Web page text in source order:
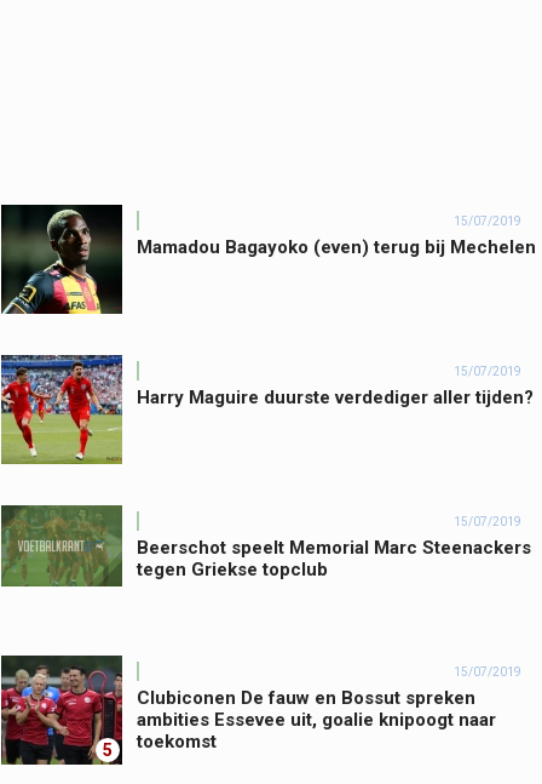
15/07/2019
Mamadou Bagayoko (even) terug bij Mechelen
15/07/2019
Harry Maguire duurste verdediger aller tijden?
15/07/2019
Beerschot speelt Memorial Marc Steenackers
tegen Griekse topclub
5
15/07/2019
Clubiconen De fauw en Bossut spreken
ambities Essevee uit, goalie knipoogt naar
toekomst